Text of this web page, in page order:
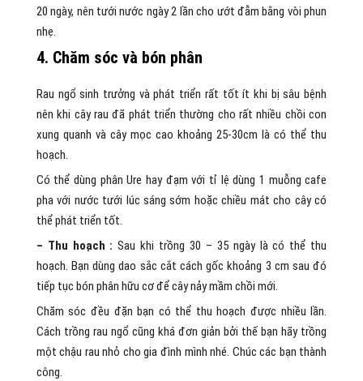
20 ngày, nên tưới nước ngày 2 lần cho ướt đẫm bằng vòi phun
nhẹ.
4. Chăm sóc và bón phân
Rau ngổ sinh trưởng và phát triển rất tốt ít khi bị sâu bệnh
nên khi cây rau đã phát triển thường cho rất nhiều chồi con
xung quanh và cây mọc cao khoảng 25-30cm là có thể thu
hoạch.
Có thể dùng phân Ure hay đạm với tỉ lệ dùng 1 muỗng cafe
pha với nước tưới lúc sáng sớm hoặc chiều mát cho cây có
thể phát triển tốt.
– Thu hoạch : Sau khi trồng 30 – 35 ngày là có thể thu
hoạch. Bạn dùng dao sắc cắt cách gốc khoảng 3 cm sau đó
tiếp tục bón phân hữu cơ để cây nảy mầm chồi mới.
Chăm sóc đều đặn bạn có thể thu hoạch được nhiều lần.
Cách trồng rau ngổ cũng khá đơn giản bởi thế bạn hãy trồng
một chậu rau nhỏ cho gia đình mình nhé. Chúc các bạn thành
công.